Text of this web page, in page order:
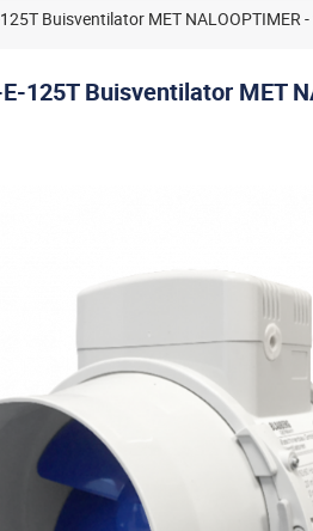
Buisventilator MET
125T Buisventilator MET